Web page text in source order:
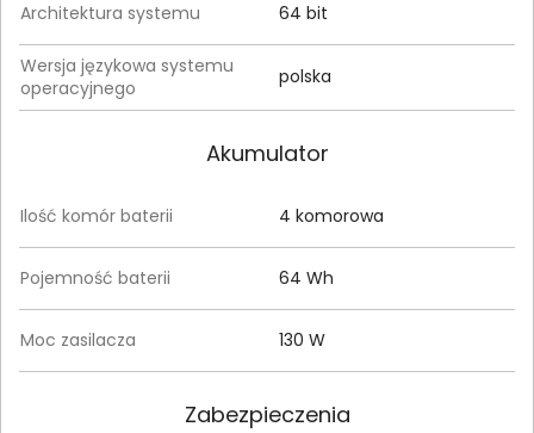
Architektura systemu 64 bit
Wersja językowa systemu
operacyjnego
polska
Akumulator
Ilość komór baterii 4 komorowa
Pojemność baterii 64 Wh
Moc zasilacza 130 W
Zabezpieczenia